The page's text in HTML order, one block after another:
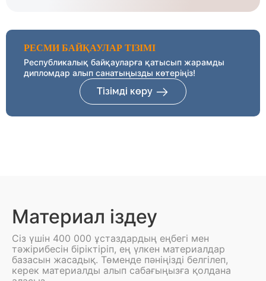
РЕСМИ БАЙҚАУЛАР ТІЗІМІ
Республикалық байқауларға қатысып жарамды
дипломдар алып санатыңызды көтеріңіз!
Тізімді көру
Материал іздеу
Сіз үшін 400 000 ұстаздардың еңбегі мен
тәжірибесін біріктіріп, ең үлкен материалдар
базасын жасадық. Төменде пәніңізді белгілеп,
керек материалды алып сабағыңызға қолдана